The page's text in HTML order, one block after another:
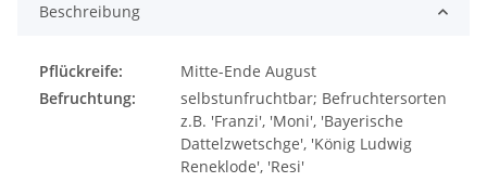
Beschreibung
Pflückreife:
Mitte-Ende August
Befruchtung:
selbstunfruchtbar; Befruchtersorten
z.B. 'Franzi', 'Moni', 'Bayerische
Dattelzwetschge', 'König Ludwig
Reneklode', 'Resi'